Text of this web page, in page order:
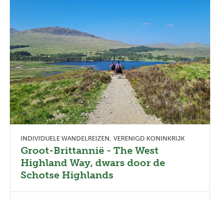
INDIVIDUELE WANDELREIZEN VERENIGD KONINKRIJK
Groot-Brittannië - The West
Highland Way, dwars door de
Schotse Highlands